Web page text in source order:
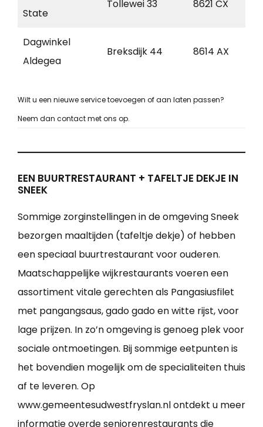
State
Tollewei 33 8621 CX
Dagwinkel
Aldegea
Breksdijk 44 8614 AX
Wilt u een nieuwe service toevoegen of aan laten passen?
Neem dan contact met ons op.
EEN BUURTRESTAURANT + TAFELTJE DEKJE IN
SNEEK
Sommige zorginstellingen in de omgeving Sneek
bezorgen maaltijden (tafeltje dekje) of hebben
een speciaal buurtrestaurant voor ouderen.
Maatschappelijke wijkrestaurants voeren een
assortiment vitale gerechten als Pangasiusfilet
met pangangsaus, gado gado en witte rijst, voor
lage prijzen. In zo’n omgeving is genoeg plek voor
sociale ontmoetingen. Bij sommige eetpunten is
het bovendien mogelijk om de specialiteiten thuis
af te leveren. Op
www.gemeentesudwestfryslan.nl ontdekt u meer
informatie overde seniorenrestaurants die